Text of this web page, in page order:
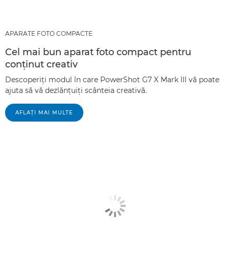
APARATE FOTO COMPACTE
Cel mai bun aparat foto compact pentru
conţinut creativ
Descoperiţi modul în care PowerShot G7 X Mark III vă poate
ajuta să vă dezlănţuiţi scânteia creativă.
AFLAŢI MAI MULTE